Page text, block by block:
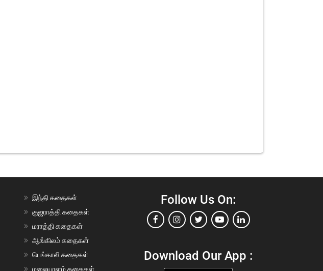
இந்தி கதைகள்
குஜராத்தி கதைகள்
மராத்தி கதைகள்
ஆங்கிலம் கதைகள்
பெங்காலி கதைகள்
மலையாளம் கதைகள்
Follow Us On:
Download Our App :